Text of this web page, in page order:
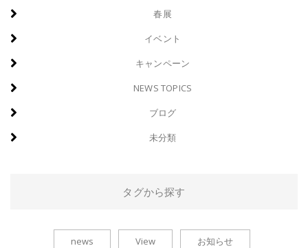
春展
イベント
キャンペーン
NEWS TOPICS
ブログ
未分類
タグから探す
news View お知らせ